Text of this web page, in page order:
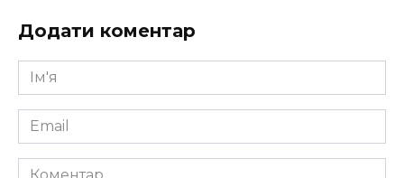
Додати коментар
Ім'я
*
Email
*
Коментар